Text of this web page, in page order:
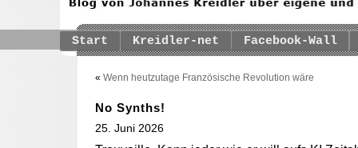
Start Kreidler-net Facebook-Wall
« Wenn heutzutage Französische Revolution wäre
No Synths!
25. Juni 2026